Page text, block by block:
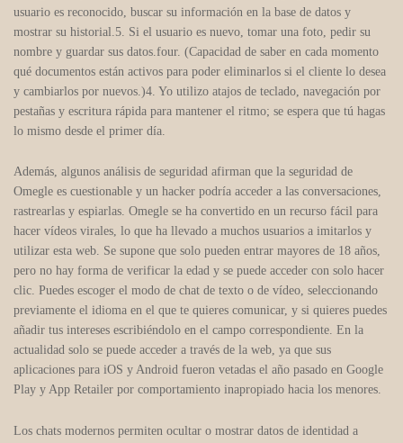
usuario es reconocido, buscar su información en la base de datos y
mostrar su historial.5. Si el usuario es nuevo, tomar una foto, pedir su
nombre y guardar sus datos.four. (Capacidad de saber en cada momento
qué documentos están activos para poder eliminarlos si el cliente lo desea
y cambiarlos por nuevos.)4. Yo utilizo atajos de teclado, navegación por
pestañas y escritura rápida para mantener el ritmo; se espera que tú hagas
lo mismo desde el primer día.
Además, algunos análisis de seguridad afirman que la seguridad de
Omegle es cuestionable y un hacker podría acceder a las conversaciones,
rastrearlas y espiarlas. Omegle se ha convertido en un recurso fácil para
hacer vídeos virales, lo que ha llevado a muchos usuarios a imitarlos y
utilizar esta web. Se supone que solo pueden entrar mayores de 18 años,
pero no hay forma de verificar la edad y se puede acceder con solo hacer
clic. Puedes escoger el modo de chat de texto o de vídeo, seleccionando
previamente el idioma en el que te quieres comunicar, y si quieres puedes
añadir tus intereses escribiéndolo en el campo correspondiente. En la
actualidad solo se puede acceder a través de la web, ya que sus
aplicaciones para iOS y Android fueron vetadas el año pasado en Google
Play y App Retailer por comportamiento inapropiado hacia los menores.
Los chats modernos permiten ocultar o mostrar datos de identidad a